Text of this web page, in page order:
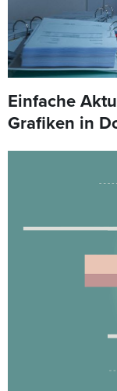
Einfache
Grafiken in